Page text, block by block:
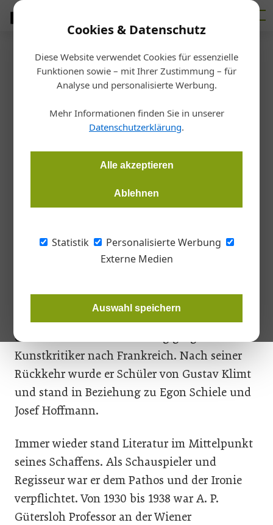
Cookies & Datenschutz
Diese Website verwendet Cookies für essenzielle
Funktionen sowie – mit Ihrer Zustimmung – für
Analyse und personalisierte Werbung.
Mehr Informationen finden Sie in unserer
Datenschutzerklärung.
Alle akzeptieren
Ablehnen
Statistik
Personalisierte Werbung
Externe Medien
Auswahl speichern
Startseite/Glas
Eindrucksvolle Glasfenster
Redaktion 23.05.2017, 10:46 Uhr
Der Name Albert Paris Gütersloh (geboren als Kiehtreiber
vor allem aus der Zwischenkriegszeit.
Tätigkeitsbereich von Albert Paris Gütersloh:
Als bildender Künstler war er erstmals 1909
Neben der Malerei – Ölbilder und Aquarelle –
wandte er sich der Dichtkunst zu, und nach
einer Romanveröffentlichung ging er als
Kunstkritiker nach Frankreich. Nach seiner
Rückkehr wurde er Schüler von Gustav Klimt
und stand in Beziehung zu Egon Schiele und
Josef Hoffmann.
Immer wieder stand Literatur im Mittelpunkt
seines Schaffens. Als Schauspieler und
Regisseur war er dem Pathos und der Ironie
verpflichtet. Von 1930 bis 1938 war A. P.
Gütersloh Professor an der Wiener